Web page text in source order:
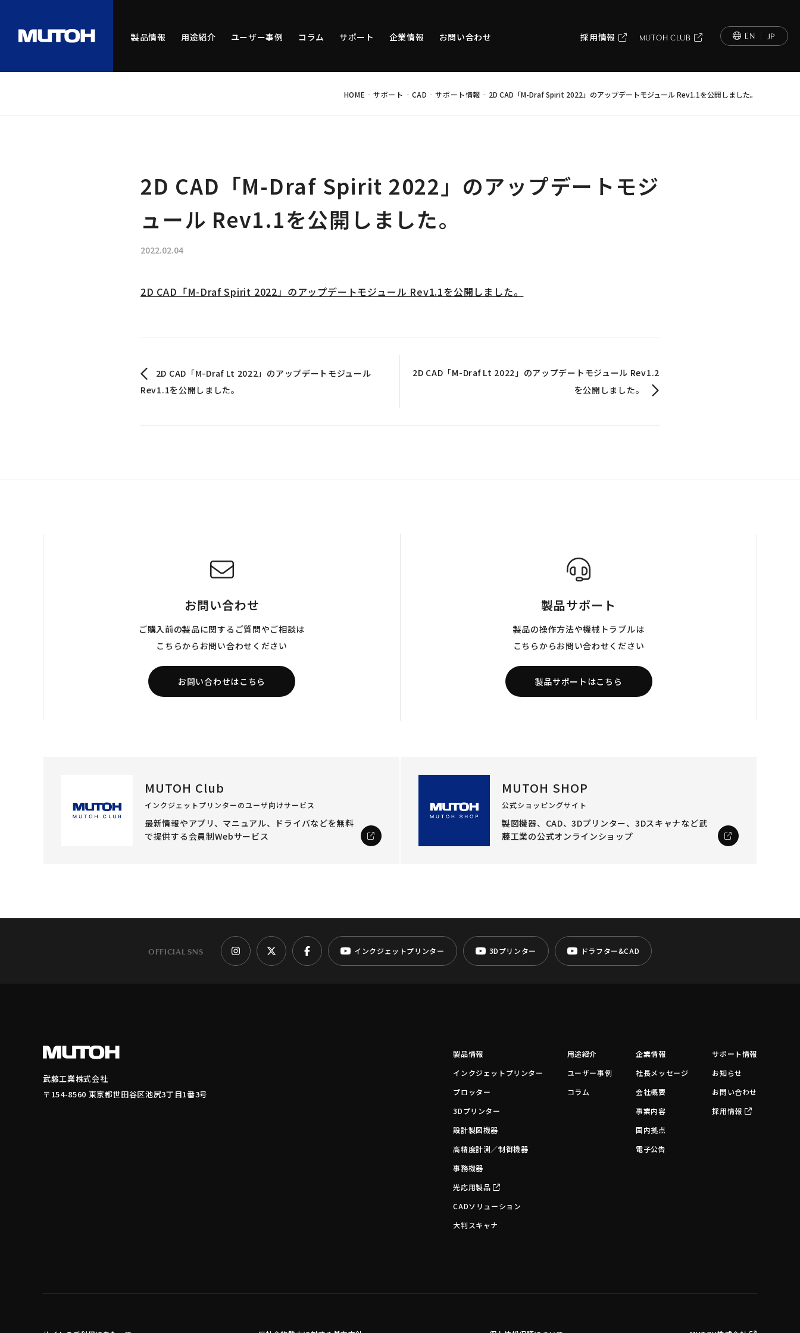
製品情報 用途紹介 ユーザー事例 コラム サポート 企業情報 お問い合わせ 採用情報 MUTOH CLUB EN JP
HOME -サポート - CAD -サポート情報 - 2D CAD「M-Draf Spirit 2022」のアップデートモジュール Rev1.1を公開しました。
2D CAD「M-Draf Spirit 2022」のアップデートモジ
ュール Rev1.1を公開しました。
2022.02.04
2D CAD「M-Draf Spirit 2022」のアップデートモジュール Rev1.1を公開しました。
2D CAD「M-Draf Lt 2022」のアップデートモジュール
Rev1.1を公開しました。
2D CAD「M-Draf Lt 2022」のアップデートモジュール Rev1.2
を公開しました。
お問い合わせ
ご購入前の製品に関するご質問やご相談は
こちらからお問い合わせください
お問い合わせはこちら
製品サポート
製品の操作方法や機械トラブルは
こちらからお問い合わせください
製品サポートはこちら
MUTOH Club
インクジェットプリンターのユーザ向けサービス
最新情報やアプリ、マニュアル、ドライバなどを無料
で提供する会員制Webサービス
MUTOH SHOP
公式ショッピングサイト
製図機器、CAD、3Dプリンター、3Dスキャナなど武
藤工業の公式オンラインショップ
OFFICIAL SNS インクジェットプリンター 3Dプリンター ドラフター&CAD
武藤工業株式会社
〒154-8560 東京都世田谷区池尻3丁目1番3号
製品情報
インクジェットプリンター
プロッター
3Dプリンター
設計製図機器
高精度計測／制御機器
事務機器
光応用製品
CADソリューション
大判スキャナ
用途紹介
ユーザー事例
コラム
企業情報
社長メッセージ
会社概要
事業内容
国内拠点
電子公告
サポート情報
お知らせ
お問い合わせ
採用情報